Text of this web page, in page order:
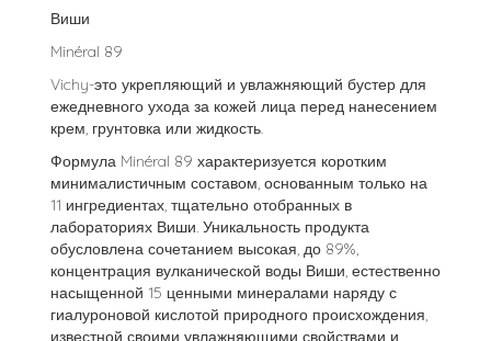
Виши
Minéral 89
Vichy-это укрепляющий и увлажняющий бустер для
ежедневного ухода за кожей лица перед нанесением
крем, грунтовка или жидкость.
Формула Minéral 89 характеризуется коротким
минималистичным составом, основанным только на
11 ингредиентах, тщательно отобранных в
лабораториях Виши. Уникальность продукта
обусловлена сочетанием высокая, до 89%,
концентрация вулканической воды Виши, естественно
насыщенной 15 ценными минералами наряду с
гиалуроновой кислотой природного происхождения,
известной своими увлажняющими свойствами и